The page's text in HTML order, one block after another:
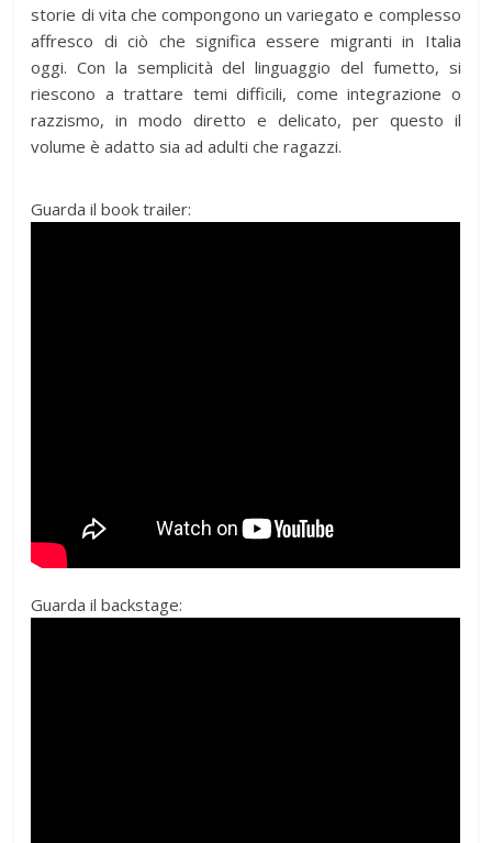
storie di vita che compongono un variegato e complesso
affresco di ciò che significa essere migranti in Italia
oggi. Con la semplicità del linguaggio del fumetto, si
riescono a trattare temi difficili, come integrazione o
razzismo, in modo diretto e delicato, per questo il
volume è adatto sia ad adulti che ragazzi.
Guarda il book trailer:
Guarda il backstage: